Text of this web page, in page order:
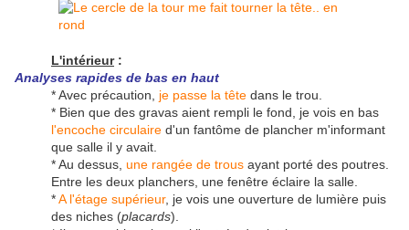
L'intérieur:
Analyses rapides de bas en haut
* Avec précaution, je passe la tête dans le trou.
* Bien que des gravas aient rempli le fond, je vois en bas
l'encoche circulaire d'un fantôme de plancher m'informant
que salle il y avait.
* Au dessus, une rangée de trous ayant porté des poutres.
Entre les deux planchers, une fenêtre éclaire la salle.
*A l'étage supérieur, je vois une ouverture de lumière puis
des niches (placards).